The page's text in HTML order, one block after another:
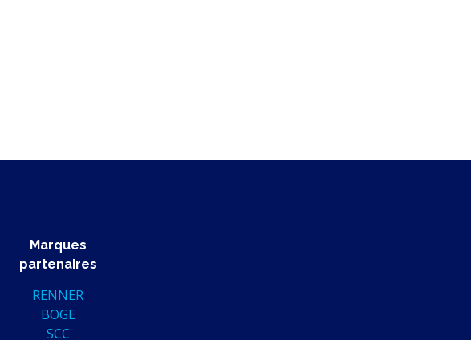
Marques
partenaires
RENNER
BOGE
SCC